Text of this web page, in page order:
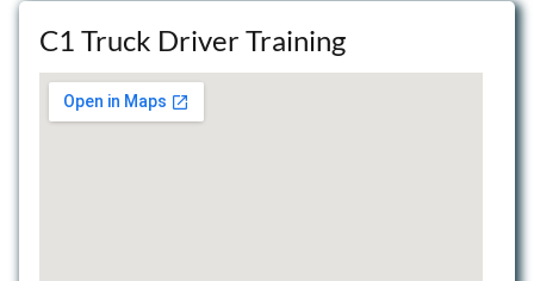
C1 Truck Driver Training